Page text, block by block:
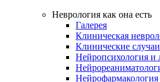
Неврология как она есть
Галерея
Клиническая
Клинические случаи
Нейропсихология и
Нейрофармакология